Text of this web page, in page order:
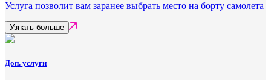
Услуга позволит вам заранее выбрать место на борту самолета
Узнать больше
Доп. услуги